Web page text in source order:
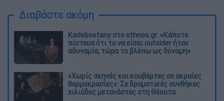
Διαβάστε ακόμη
Kadebostany στο ethnos.gr: «Κάποτε
πίστευα ότι το να είσαι outsider ήταν
αδυναμία, τώρα το βλέπω ως δύναμη»
«Χωρίς σκηνές και κουβέρτες σε ακραίες
θερμοκρασίες»: Σε δραματικές συνθήκες
χιλιάδες μετανάστες στη Θέουτα